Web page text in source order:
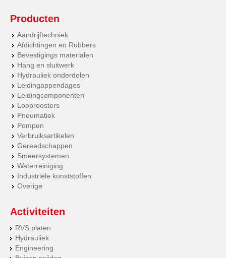
Producten
Aandrijftechniek
Afdichtingen en Rubbers
Bevestigings materialen
Hang en sluitwerk
Hydrauliek onderdelen
Leidingappendages
Leidingcomponenten
Looproosters
Pneumatiek
Pompen
Verbruiksartikelen
Gereedschappen
Smeersystemen
Waterreiniging
Industriële kunststoffen
Overige
Activiteiten
RVS platen
Hydrauliek
Engineering